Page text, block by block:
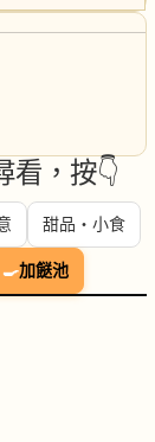
看，按👇
甜品・小食
🍳加餸池